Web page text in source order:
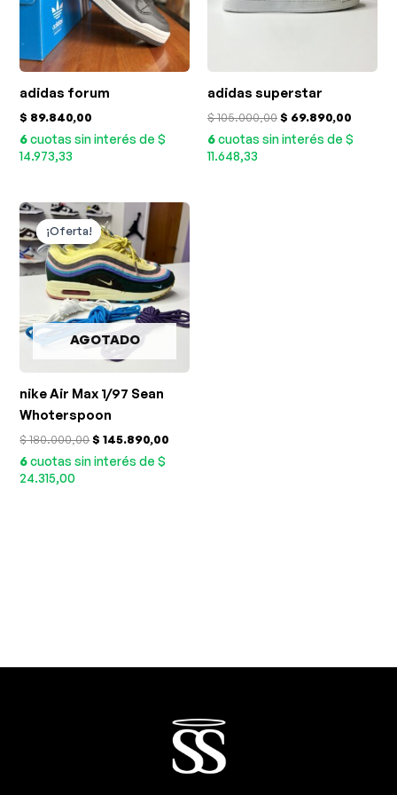
adidas forum
$ 89.840,00
6cuotas sin interés de $
14.973,33
adidas superstar
$105.000,00$ 69.890,00
6cuotas sin interés de $
11.648,33
¡Oferta!
AGOTADO
¡Oferta!
nike Air Max 1/97 Sean
Whoterspoon
$180.000,00
El
precio
original
era:
$ 180.000,00.
$ 145.890,00
precio
actual
es:
$ 145.890,00.
6cuotas sin interés de $
24.315,00